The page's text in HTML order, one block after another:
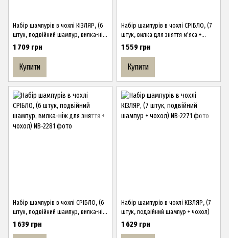
Набір шампурів в чохлі КІЗЛЯР, (6
штук, подвійний шампур, вилка-ніж
для зняття + чохол)
1 709 грн
Купити
Набір шампурів в чохлі СРІБЛО, (7
штук, вилка для зняття м'яса +
чохол)
1 559 грн
Купити
Набір шампурів в чохлі СРІБЛО, (6
штук, подвійний шампур, вилка-ніж
для зняття + чохол)
1 639 грн
Набір шампурів в чохлі КІЗЛЯР, (7
штук, подвійний шампур + чохол)
1 629 грн